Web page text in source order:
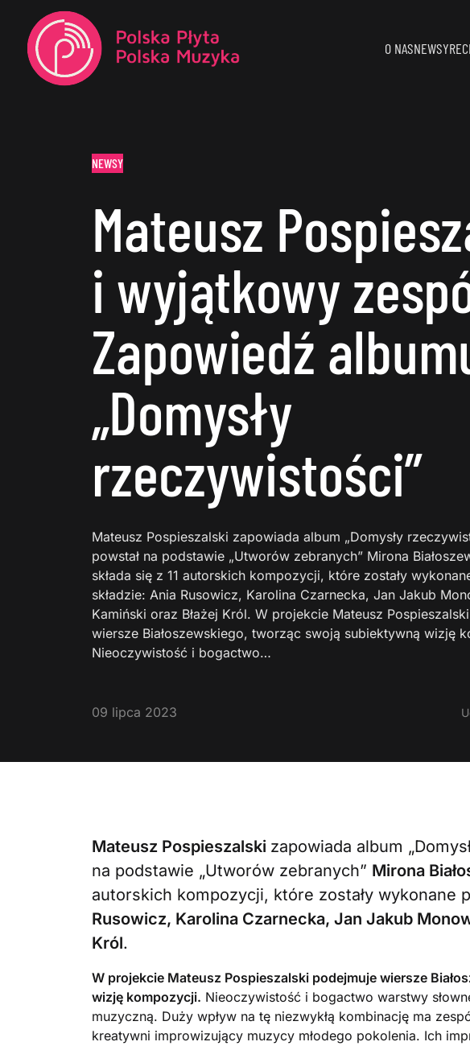
O NASNEWSY
NEWSY
Mateusz
i wyjątkowy
Zapowiedź
„Domysły
rzeczywistości”
Mateusz Pospieszalski zapowiada album „Domysły
powstał na podstawie „Utworów zebranych” Mirona
składa się z 11 autorskich kompozycji, które zostały
składzie: Ania Rusowicz, Karolina Czarnecka, Jan Jakub
Kamiński oraz Błażej Król. W projekcie Mateusz
wiersze Białoszewskiego, tworząc swoją subiektywną wizję
Nieoczywistość i bogactwo…
09 lipca 2023
Mateusz Pospieszalski zapowiada album
na podstawie „Utworów zebranych” Mirona
autorskich kompozycji, które zostały wykonane
Rusowicz, Karolina Czarnecka, Jan Jakub
Król.
W projekcie Mateusz Pospieszalski podejmuje wiersze
wizję kompozycji. Nieoczywistość i bogactwo warstwy
muzyczną. Duży wpływ na tę niezwykłą kombinację ma
kreatywni improwizujący muzycy młodego pokolenia. Ich